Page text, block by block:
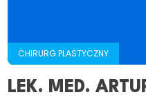
CHIRURG PLASTYCZNY
LEK. MED.